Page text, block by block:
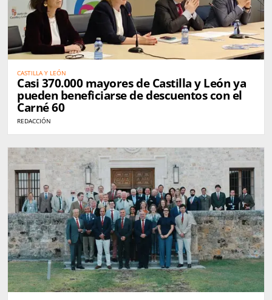
CASTILLA Y LEÓN
Casi 370.000 mayores de Castilla y León ya
pueden beneficiarse de descuentos con el
Carné 60
REDACCIÓN